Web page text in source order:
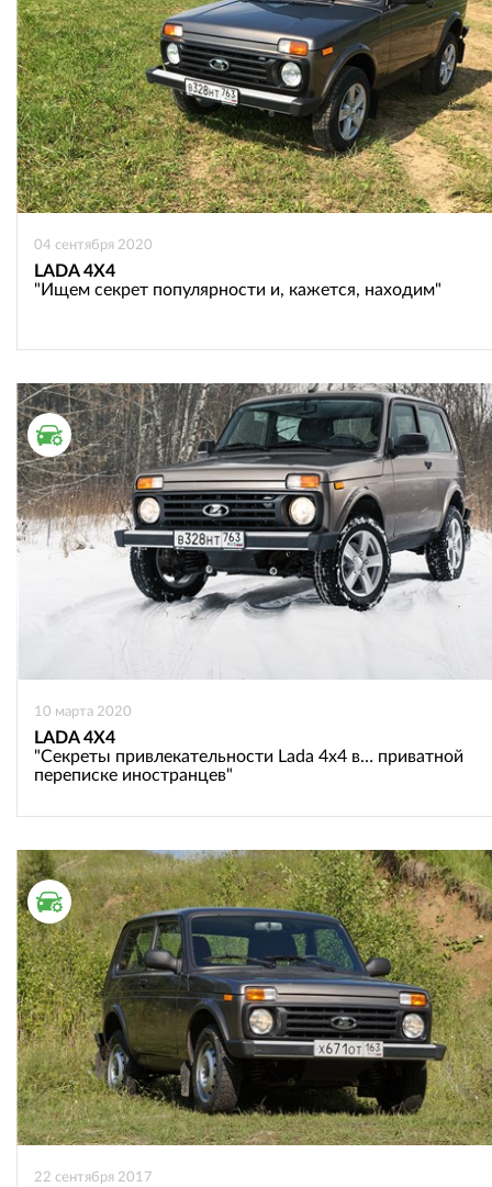
04 сентября 2020
LADA 4X4
"Ищем секрет популярности и, кажется, находим"
ТЕСТ ДРАЙВ
10 марта 2020
LADA 4X4
"Секреты привлекательности Lada 4х4 в… приватной
переписке иностранцев"
ТЕСТ ДРАЙВ
22 сентября 2017